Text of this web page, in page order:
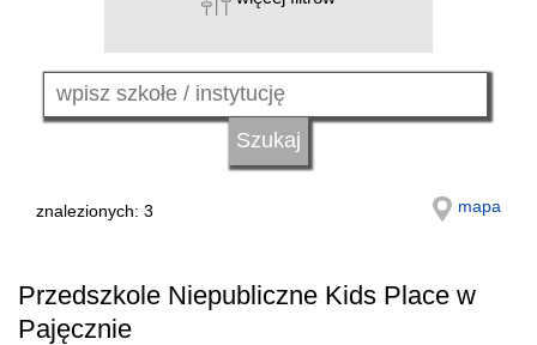
znalezionych: 3 mapa
Przedszkole Niepubliczne Kids Place w
Pajęcznie